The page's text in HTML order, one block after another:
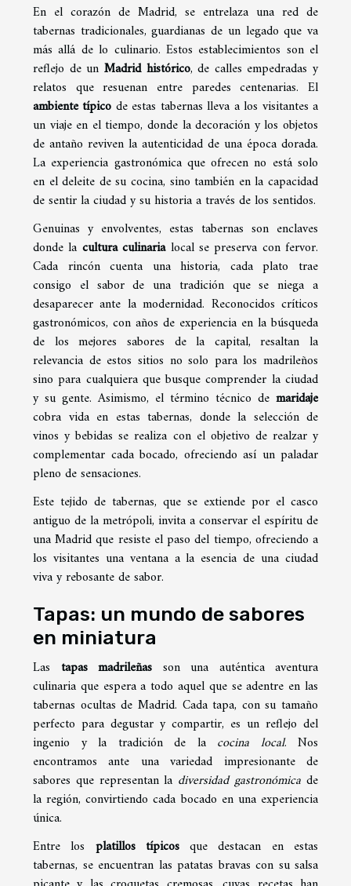
En el corazón de Madrid, se entrelaza una red de
tabernas tradicionales, guardianas de un legado que va
más allá de lo culinario. Estos establecimientos son el
reflejo de un Madrid histórico, de calles empedradas y
relatos que resuenan entre paredes centenarias. El
ambiente típico de estas tabernas lleva a los visitantes a
un viaje en el tiempo, donde la decoración y los objetos
de antaño reviven la autenticidad de una época dorada.
La experiencia gastronómica que ofrecen no está solo
en el deleite de su cocina, sino también en la capacidad
de sentir la ciudad y su historia a través de los sentidos.
Genuinas y envolventes, estas tabernas son enclaves
donde la cultura culinarialocal se preserva con fervor.
Cada rincón cuenta una historia, cada plato trae
consigo el sabor de una tradición que se niega a
desaparecer ante la modernidad. Reconocidos críticos
gastronómicos, con años de experiencia en la búsqueda
de los mejores sabores de la capital, resaltan la
relevancia de estos sitios no solo para los madrileños
sino para cualquiera que busque comprender la ciudad
y su gente. Asimismo, el término técnico de maridaje
cobra vida en estas tabernas, donde la selección de
vinos y bebidas se realiza con el objetivo de realzar y
complementar cada bocado, ofreciendo así un paladar
pleno de sensaciones.
Este tejido de tabernas, que se extiende por el casco
antiguo de la metrópoli, invita a conservar el espíritu de
una Madrid que resiste el paso del tiempo, ofreciendo a
los visitantes una ventana a la esencia de una ciudad
viva y rebosante de sabor.
Tapas: un mundo de sabores
en miniatura
Las tapas madrileñas son una auténtica aventura
culinaria que espera a todo aquel que se adentre en las
tabernas ocultas de Madrid. Cada tapa, con su tamaño
perfecto para degustar y compartir, es un reflejo del
ingenio y la tradición de la cocina local. Nos
encontramos ante una variedad impresionante de
sabores que representan la diversidad gastronómica de
la región, convirtiendo cada bocado en una experiencia
única.
Entre los platillos típicosque destacan en estas
tabernas, se encuentran las patatas bravas con su salsa